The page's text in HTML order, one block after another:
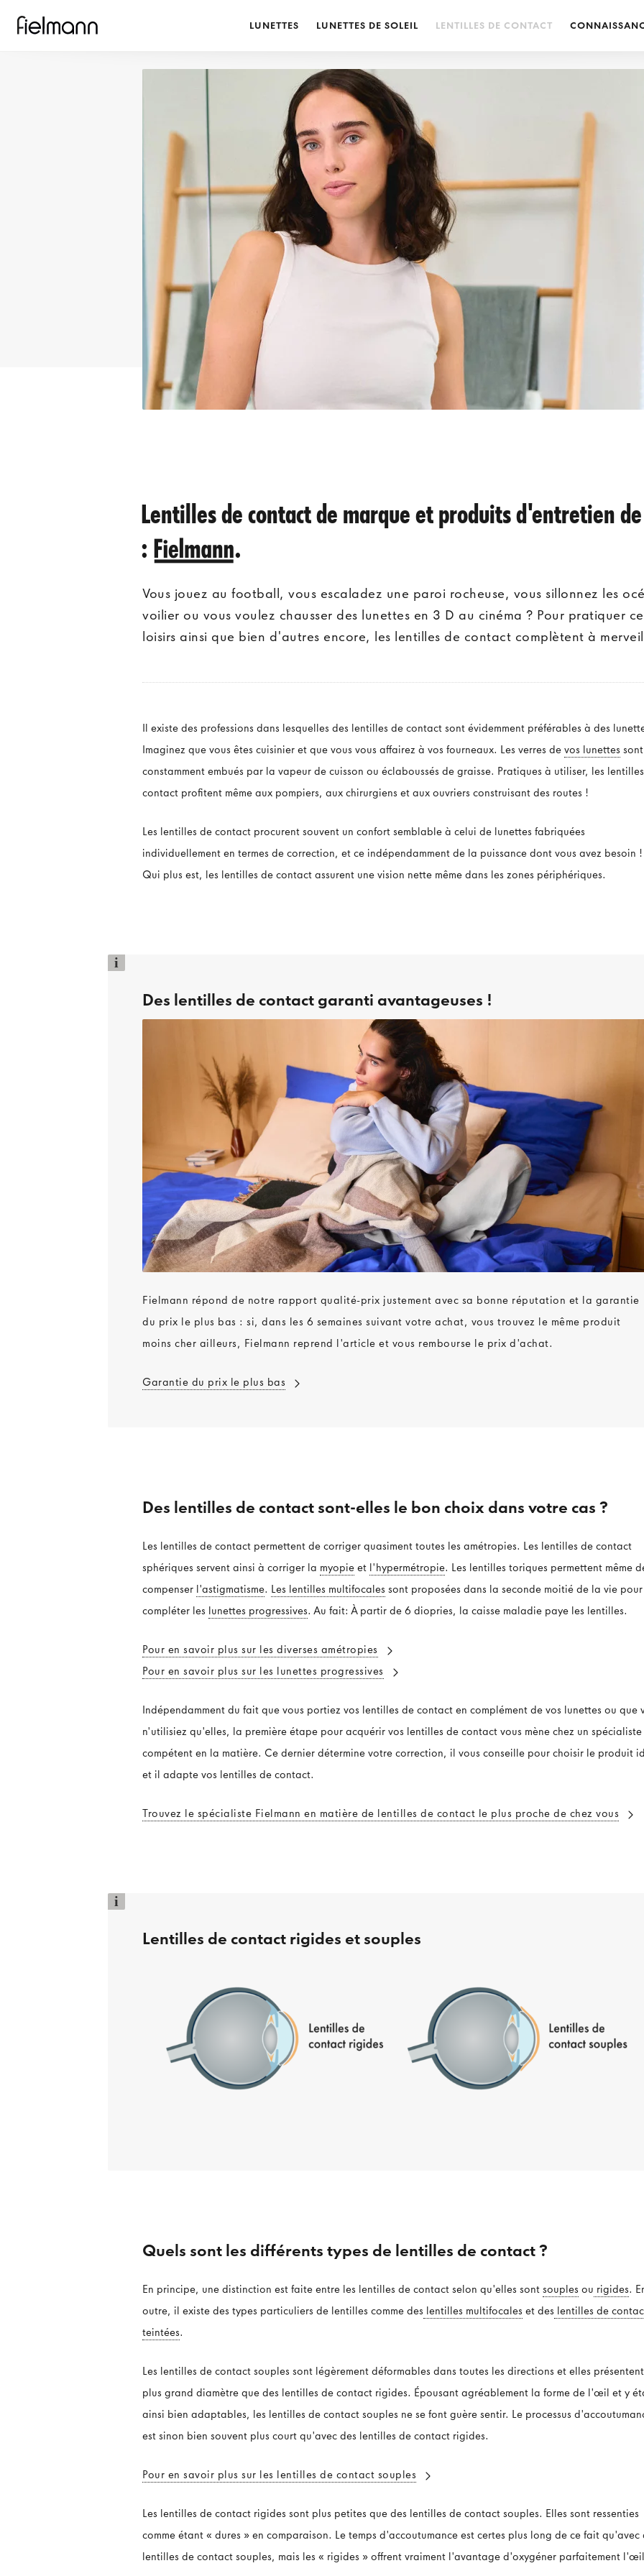
LUNETTES LUNETTES DE SOLEIL LENTILLES DE CONTACT
Lentilles de contact de marque et produits d'entretien
: Fielmann.
Vous jouez au football, vous escaladez une paroi rocheuse, vous sillonnez les
voilier ou vous voulez chausser des lunettes en 3 D au cinéma ? Pour pratiquer
loisirs ainsi que bien d'autres encore, les lentilles de contact complètent à
Il existe des professions dans lesquelles des lentilles de contact sont évidemment préférables à des
Imaginez que vous êtes cuisinier et que vous vous affairez à vos fourneaux. Les verres de vos lunettes sont
constamment embués par la vapeur de cuisson ou éclaboussés de graisse. Pratiques à utiliser, les
contact profitent même aux pompiers, aux chirurgiens et aux ouvriers construisant des routes !
Les lentilles de contact procurent souvent un confort semblable à celui de lunettes fabriquées
individuellement en termes de correction, et ce indépendamment de la puissance dont vous avez besoin !
Qui plus est, les lentilles de contact assurent une vision nette même dans les zones périphériques.
i
Des lentilles de contact garanti avantageuses !
Fielmann répond de notre rapport qualité-prix justement avec sa bonne réputation et la garantie
du prix le plus bas : si, dans les 6 semaines suivant votre achat, vous trouvez le même produit
moins cher ailleurs, Fielmann reprend l'article et vous rembourse le prix d'achat.
Garantie du prix le plus bas
Des lentilles de contact sont-elles le bon choix dans votre cas ?
Les lentilles de contact permettent de corriger quasiment toutes les amétropies. Les lentilles de contact
sphériques servent ainsi à corriger la myopie et l'hypermétropie. Les lentilles toriques permettent même
compenser l'astigmatisme. Les lentilles multifocales sont proposées dans la seconde moitié de la vie pour
compléter les lunettes progressives. Au fait: À partir de 6 diopries, la caisse maladie paye les lentilles.
Pour en savoir plus sur les diverses amétropies
Pour en savoir plus sur les lunettes progressives
Indépendamment du fait que vous portiez vos lentilles de contact en complément de vos lunettes ou que
n'utilisiez qu'elles, la première étape pour acquérir vos lentilles de contact vous mène chez un spécialiste
compétent en la matière. Ce dernier détermine votre correction, il vous conseille pour choisir le produit
et il adapte vos lentilles de contact.
Trouvez le spécialiste Fielmann en matière de lentilles de contact le plus proche de chez vous
i
Lentilles de contact rigides et souples
Quels sont les différents types de lentilles de contact ?
En principe, une distinction est faite entre les lentilles de contact selon qu'elles sont souples ou rigides.
outre, il existe des types particuliers de lentilles comme des lentilles multifocales et des lentilles de
teintées.
Les lentilles de contact souples sont légèrement déformables dans toutes les directions et elles
plus grand diamètre que des lentilles de contact rigides. Épousant agréablement la forme de l'œil et y
ainsi bien adaptables, les lentilles de contact souples ne se font guère sentir. Le processus
est sinon bien souvent plus court qu'avec des lentilles de contact rigides.
Pour en savoir plus sur les lentilles de contact souples
Les lentilles de contact rigides sont plus petites que des lentilles de contact souples. Elles sont ressenties
comme étant « dures » en comparaison. Le temps d'accoutumance est certes plus long de ce fait qu'avec
lentilles de contact souples, mais les « rigides » offrent vraiment l'avantage d'oxygéner parfaitement